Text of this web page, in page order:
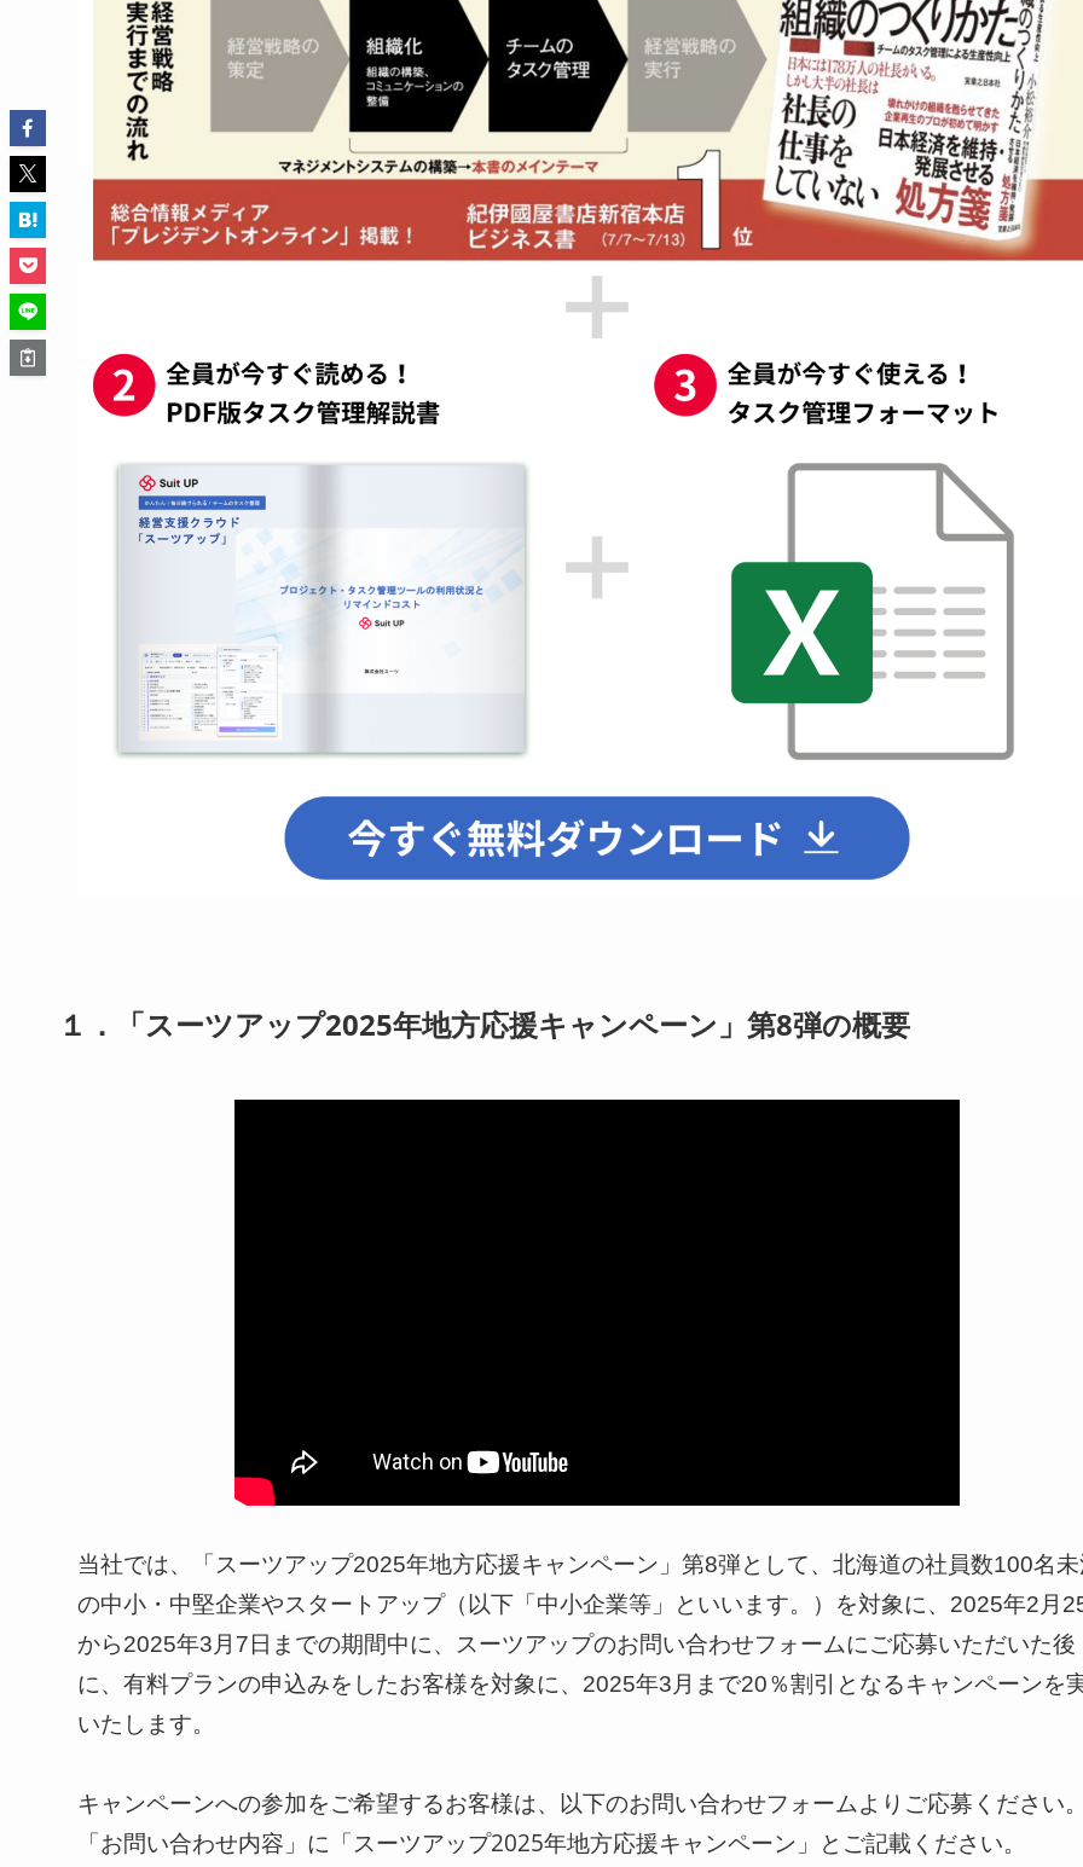
１．「スーツアップ2025年地方応援キャンペーン」第8弾の概要
当社では、「スーツアップ2025年地方応援キャンペーン」第8弾として、北海道の社員数100名
の中小・中堅企業やスタートアップ（以下「中小企業等」といいます。）を対象に、2025年2月
から2025年3月7日までの期間中に、スーツアップのお問い合わせフォームにご応募いただいた後
に、有料プランの申込みをしたお客様を対象に、2025年3月まで20％割引となるキャンペーンを
いたします。
キャンペーンへの参加をご希望するお客様は、以下のお問い合わせフォームよりご応募ください
「お問い合わせ内容」に「スーツアップ2025年地方応援キャンペーン」とご記載ください。